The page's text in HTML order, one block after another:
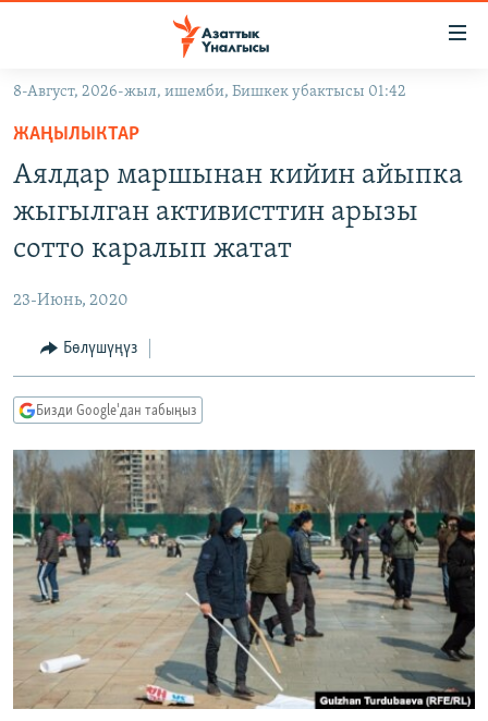
Навигацияга
өтүңүз
Издөөгө
салыңызКЫРГЫЗСТАН
МАДАНИЯТ
ДҮЙНӨ
ТВ ПРОГРАММАЛАР
БҮГҮН АЗАТТЫКТА
ДАНИСТЕ
ЭЖЕ-СИҢДИЛЕР
АЗАТТЫК+
ЫҢГАЙСЫЗ СУРООЛОР
ПОДКАСТ
Русский
ОНЛАЙН ШЕРИНЕ
ЭЕ/АРнун бардык сайттары
8-Август, 2026-жыл, ишемби, Бишкек убактысы 01:42
ЖАҢЫЛЫКТАР
Аялдар маршынан кийин айыпка
жыгылган активисттин арызы
сотто каралып жатат
23-Июнь, 2020
Бөлүшүңүз
Бизди Google'дан табыңыз